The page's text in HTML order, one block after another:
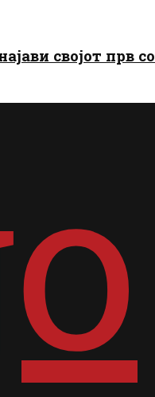
својот прв